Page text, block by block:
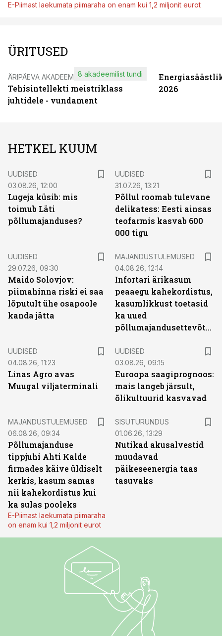
E-Piimast laekumata piimaraha on enam kui 1,2 miljonit eurot
ÜRITUSED
ÄRIPÄEVA AKADEEMIA
Tehisintellekti meistriklass
juhtidele - vundament
8 akadeemilist tundi
2026
HETKEL KUUM
UUDISED
03.08.26, 12:00
Lugeja küsib: mis
toimub Läti
põllumajanduses?
UUDISED
31.07.26, 13:21
Põllul roomab tulevane
delikatess: Eesti ainsas
teofarmis kasvab 600
000 tigu
UUDISED
29.07.26, 09:30
Maido Solovjov:
piimahinna riski ei saa
lõputult ühe osapoole
kanda jätta
MAJANDUSTULEMUSED
04.08.26, 12:14
Infortari ärikasum
peaaegu kahekordistus,
kasumlikkust toetasid
ka uued
põllumajandusettevõtted
UUDISED
04.08.26, 11:23
Linas Agro avas
Muugal viljaterminali
UUDISED
03.08.26, 09:15
Euroopa saagiprognoos:
mais langeb järsult,
õlikultuurid kasvavad
MAJANDUSTULEMUSED
06.08.26, 09:34
Põllumajanduse
tippjuhi Ahti Kalde
firmades käive üldiselt
kerkis, kasum samas
nii kahekordistus kui
ka sulas pooleks
E-Piimast laekumata piimaraha
on enam kui 1,2 miljonit eurot
SISUTURUNDUS
01.06.26, 13:29
Nutikad akusalvestid
muudavad
päikeseenergia taas
tasuvaks